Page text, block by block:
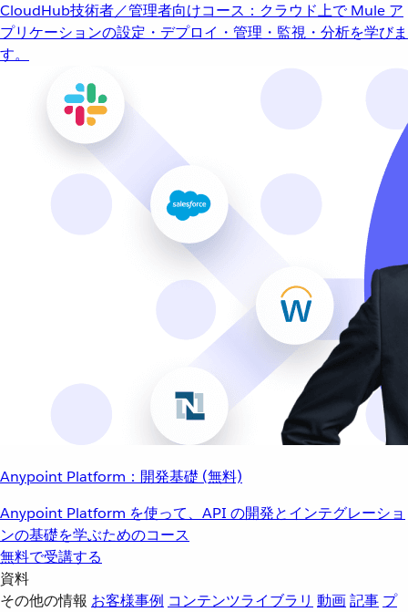
CloudHub技術者／管理者向けコース：クラウド上で Mule ア
プリケーションの設定・デプロイ・管理・監視・分析を学びま
す。
Anypoint Platform：開発基礎 (無料)
Anypoint Platform を使って、API の開発とインテグレーショ
ンの基礎を学ぶためのコース
無料で受講する
資料
その他の情報 お客様事例 コンテンツライブラリ 動画記事 プ